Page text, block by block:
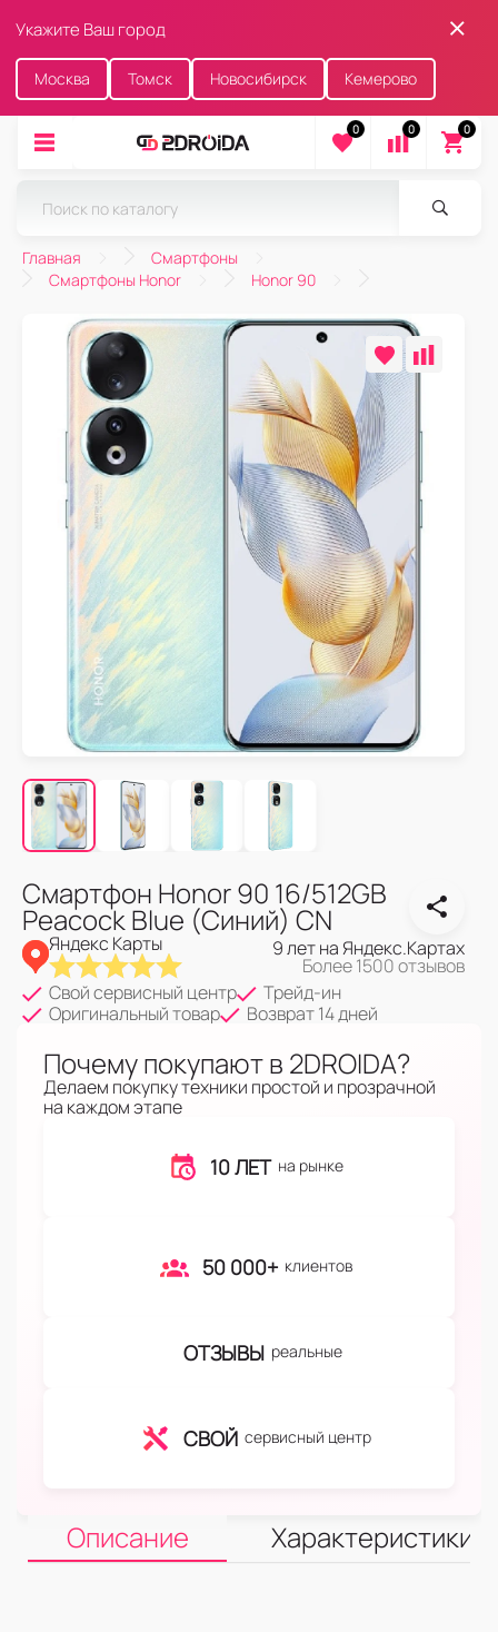
Укажите Ваш город
Москва Томск Новосибирск Кемерово
0 0 0
Главная
Смартфоны
Смартфоны Honor
Honor 90
Смартфон Honor 90 16/512GB
Peacock Blue (Синий) CN
Яндекс Карты 9 лет на Яндекс.Картах
Более 1500 отзывов
Свой сервисный центр
Трейд-ин
Оригинальный товар
Возврат 14 дней
Почему покупают в 2DROIDA?
Делаем покупку техники простой и прозрачной
на каждом этапе
10 ЛЕТ на рынке
50 000+ клиентов
ОТЗЫВЫ реальные
СВОЙ сервисный центр
Описание Характеристики